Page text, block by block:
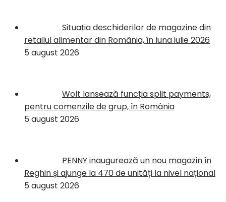
Situația deschiderilor de magazine din
retailul alimentar din România, în luna iulie 2026
5 august 2026
Wolt lansează funcția split payments,
pentru comenzile de grup, în România
5 august 2026
PENNY inaugurează un nou magazin în
Reghin și ajunge la 470 de unități la nivel național
5 august 2026